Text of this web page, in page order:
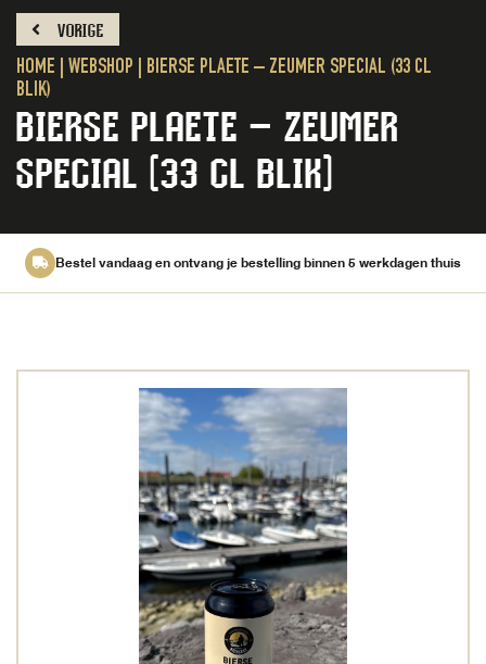
HOME WEBSHOP
BIERSE PLAETE – ZEUMER SPECIAL (33 CL
BLIK)
BIERSE PLAETE – ZEUMER
SPECIAL (33 CL BLIK)
VORIGE
Bestel vandaag en ontvang je bestelling binnen 5 werkdagen thuis